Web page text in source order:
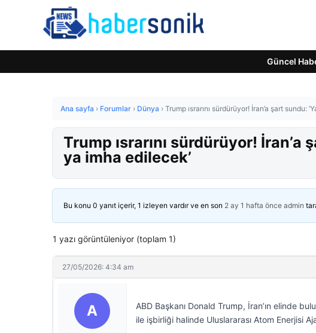
Güncel
Ana sayfa › Forumlar › Dünya › Trump ısrarını sürdürüyor! İran’a şart sundu:
Trump ısrarını sürdürüyor! İran’a
ya imha edilecek’
Bu konu 0 yanıt içerir, 1 izleyen vardır ve en son 2 ay 1 hafta önce admin
1 yazı görüntüleniyor (toplam 1)
27/05/2026: 4:34 am
A
ABD Başkanı Donald Trump, İran’ın elinde
ile işbirliği halinde Uluslararası Atom Enerjisi